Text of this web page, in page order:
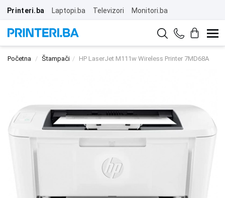
Printeri.ba Laptopi.ba Televizori Monitori.ba
Početna Štampači HP LaserJet M111w Wireless Printer 7MD68A